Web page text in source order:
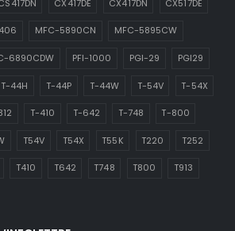
CX417DE CX417DN CX517DE
MFC-5890CN MFC-5895CW
6890CDW PFI-1000 PGI-29 PGI29
T-44H T-44P T-44W T-54V T-54X
T-410 T-642 T-748 T-800
T54V T54X T55K T220 T252
T410 T642 T748 T800 T913